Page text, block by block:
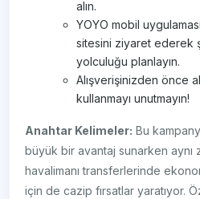
alın.
YOYO mobil
sitesini ziyaret ederek
yolculuğu planlayın.
Alışverişinizden önce
kullanmayı unutmayın!
Anahtar Kelimeler: Bu
büyük bir avantaj sunarken aynı
havalimanı transferlerinde
için de cazip fırsatlar yaratıyor.